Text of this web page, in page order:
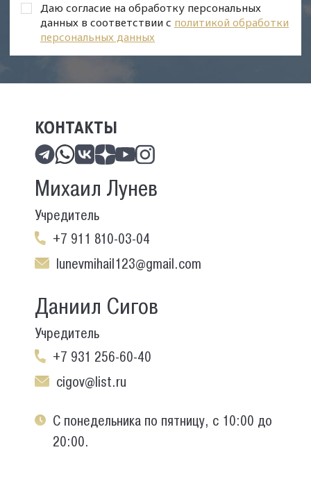
Даю согласие на обработку персональных
данных в соответствии с политикой обработки
персональных данных
КОНТАКТЫ
Михаил Лунев
Учредитель
+7 911 810-03-04
lunevmihail123@gmail.com
Даниил Сигов
Учредитель
+7 931 256-60-40
cigov@list.ru
С понедельника по пятницу, с 10:00 до
20:00.